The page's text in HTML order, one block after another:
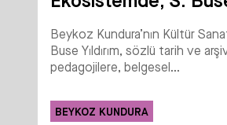
Beykoz Kundura’nın Kültür
Buse Yıldırım, sözlü tarih ve
pedagojilere, belgesel...
BEYKOZ KUNDURA